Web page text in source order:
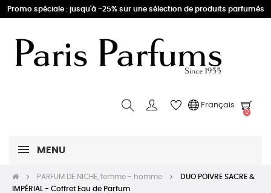
Promo spéciale : jusqu'à -25% sur une sélection de produits parfumés
Français
0
MENU
PARFUM DE NICHE, femme - homme
DUO POIVRE SACRE &
IMPÉRIAL - Coffret Eau de Parfum